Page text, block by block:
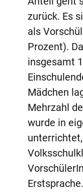
zurück. Es
als
Prozent).
insgesamt
Mädchen
Mehrzahl
wurde in